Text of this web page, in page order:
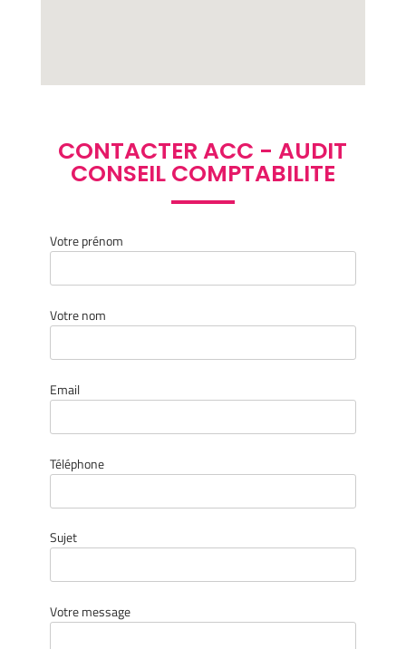
CONTACTER ACC - AUDIT
CONSEIL COMPTABILITE
Votre prénom
Votre nom
Email
Téléphone
Sujet
Votre message